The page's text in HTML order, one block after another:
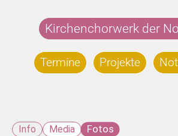
Kirchenchorwerk der
Termine Projekte
Info Media Fotos